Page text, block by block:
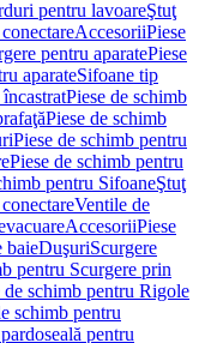
pentru lavoareŞtuţ
AccesoriiPiese
pentru aparatePiese
aparateSifoane tip
Piese de schimb
Piese de schimb
Piese de schimb pentru
Piese de schimb pentru
pentru SifoaneŞtuţ
Ventile de
AccesoriiPiese
baieDuşuriScurgere
pentru Scurgere prin
de schimb pentru Rigole
schimb pentru
pentru